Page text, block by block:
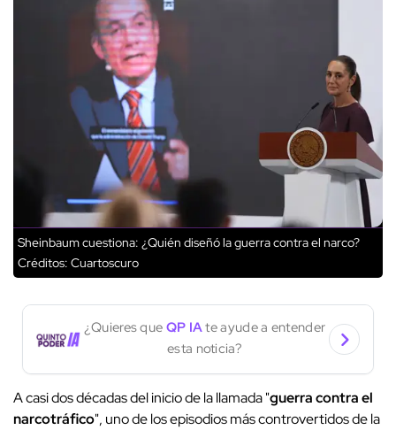
Sheinbaum cuestiona: ¿Quién diseñó la guerra contra el narco?
Créditos: Cuartoscuro
¿Quieres que QP IAte ayude a entender
esta noticia?
A casi dos décadas del inicio de la llamada "guerra contra el
narcotráfico", uno de los episodios más controvertidos de la